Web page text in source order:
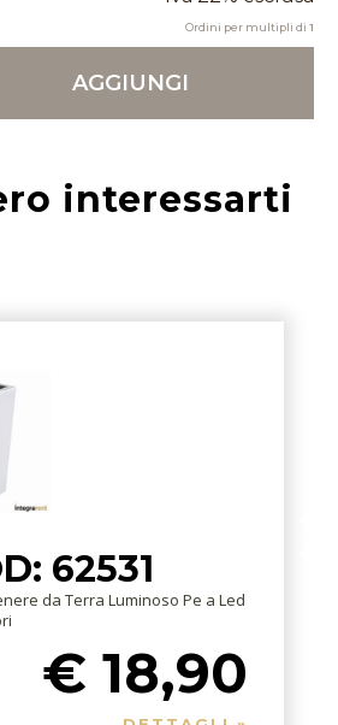
Ordini per multipli di 1
AGGIUNGI
interessarti
62531
da Terra Luminoso Pe a Led
€ 18,90